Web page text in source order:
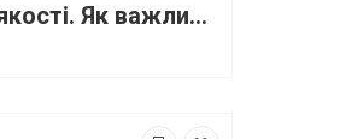
Гарні якості. Як важливо бути терплячим!